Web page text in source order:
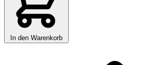
In den Warenkorb